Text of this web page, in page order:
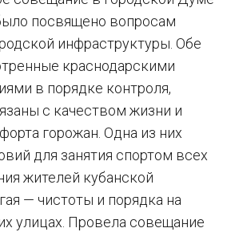
посвящено вопросам
инфраструктуры. Обе
краснодарскими
в порядке контроля,
с качеством жизни и
горожан. Одна из них
для занятия спортом всех
жителей кубанской
— чистоты и порядка на
улицах. Провела совещание